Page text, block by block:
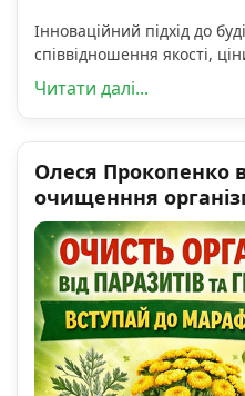
Інноваційний підхід до
співвідношення якості,
Читати далі...
Олеся Прокопенко
очищенння